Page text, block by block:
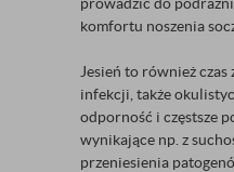
komfortu noszenia
Jesień to również
infekcji, także
odporność i częstsze
wynikające np. z
przeniesienia